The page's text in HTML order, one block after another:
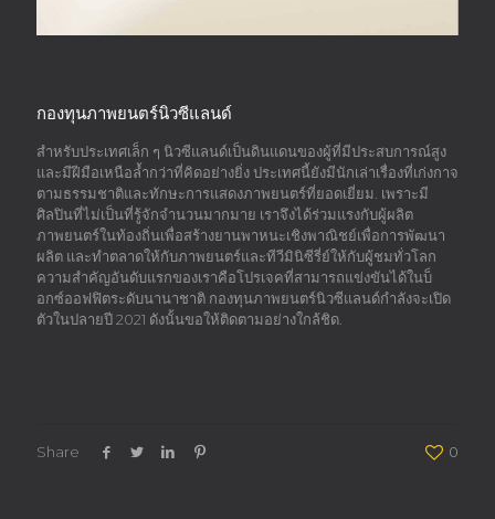
กองทุนภาพยนตร์นิวซีแลนด์
สำหรับประเทศเล็ก ๆ นิวซีแลนด์เป็นดินแดนของผู้ที่มีประสบการณ์สูง
และมีฝีมือเหนือล้ำกว่าที่คิดอย่างยิ่ง ประเทศนี้ยังมีนักเล่าเรื่องที่เก่งกาจ
ตามธรรมชาติและทักษะการแสดงภาพยนตร์ที่ยอดเยี่ยม. เพราะมี
ศิลปินที่ไม่เป็นที่รู้จักจำนวนมากมาย เราจึงได้ร่วมแรงกับผู้ผลิต
ภาพยนตร์ในท้องถิ่นเพื่อสร้างยานพาหนะเชิงพาณิชย์เพื่อการพัฒนา
ผลิต และทำตลาดให้กับภาพยนตร์และทีวีมินิซีรี่ย์ให้กับผู้ชมทั่วโลก
ความสำคัญอันดับแรกของเราคือโปรเจคที่สามารถแข่งขันได้ในบ็
อกซ์ออฟฟิตระดับนานาชาติ กองทุนภาพยนตร์นิวซีแลนด์กำลังจะเปิด
ตัวในปลายปี 2021 ดังนั้นขอให้ติดตามอย่างใกล้ชิด.
Share 0